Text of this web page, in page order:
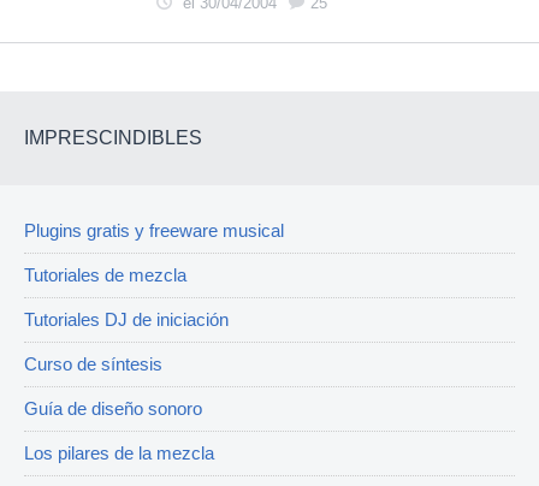
IMPRESCINDIBLES
Plugins gratis y freeware musical
Tutoriales de mezcla
Tutoriales DJ de iniciación
Curso de síntesis
Guía de diseño sonoro
Los pilares de la mezcla